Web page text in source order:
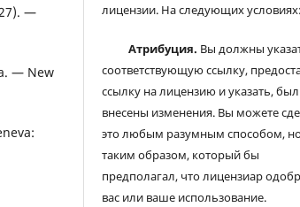
—
— New
лицензии. На следующих условиях:
Атрибуция. Вы должны
соответствующую ссылку,
ссылку на лицензию и указать,
внесены изменения. Вы можете
это любым разумным способом,
таким образом, который бы
предполагал, что лицензиар
вас или ваше использование.